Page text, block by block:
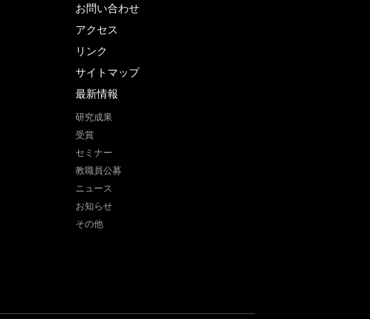
お問い合わせ
アクセス
リンク
サイトマップ
最新情報
研究成果
受賞
セミナー
教職員公募
ニュース
お知らせ
その他